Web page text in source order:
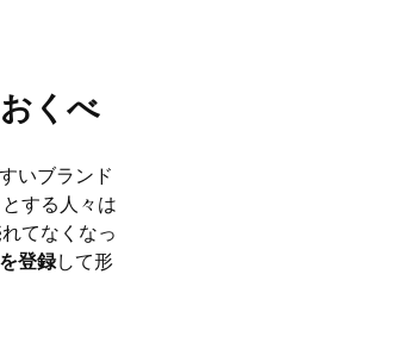
くべ
いブランド
する人々は
てなくなっ
を登録して形